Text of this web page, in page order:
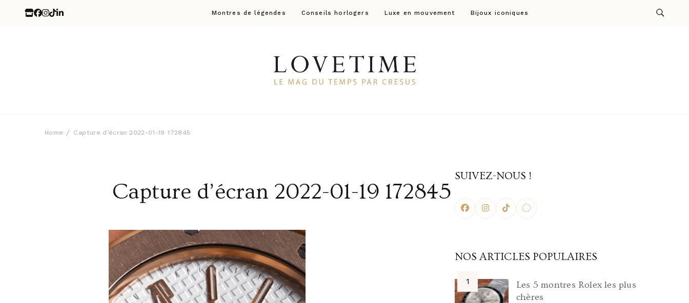
Montres de légendes Conseils horlogers Luxe en mouvement Bijoux iconiques
Home Capture d’écran 2022-01-19 172845
Capture d’écran 2022-01-19 172845
SUIVEZ-NOUS !
NOS ARTICLES POPULAIRES
Les 5 montres Rolex les plus
chères